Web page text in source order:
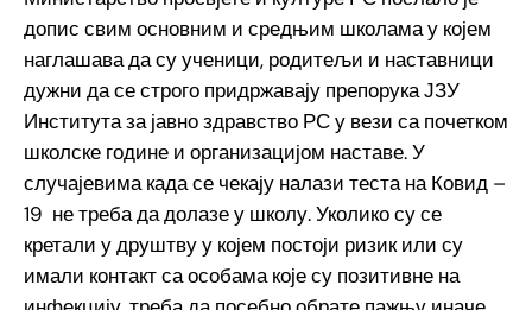
допис свим основним и средњим школама у којем
наглашава да су ученици, родитељи и наставници
дужни да се строго придржавају препорука ЈЗУ
Института за јавно здравство РС у вези са почетком
школске године и организацијом наставе. У
случајевима када се чекају налази теста на Ковид –
19 не треба да долазе у школу. Уколико су се
кретали у друштву у којем постоји ризик или су
имали контакт са особама које су позитивне на